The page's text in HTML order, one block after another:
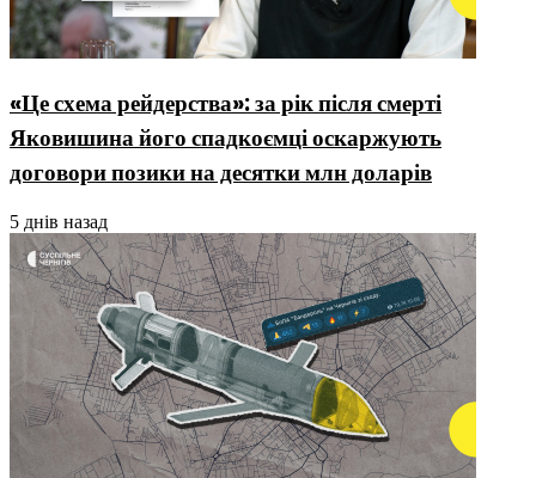
«Це схема рейдерства»: за рік після смерті
Яковишина його спадкоємці оскаржують
договори позики на десятки млн доларів
5 днів назад